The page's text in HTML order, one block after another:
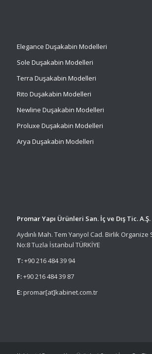
Elegance Duşakabin Modelleri
Sole Duşakabin Modelleri
Terra Duşakabin Modelleri
Rito Duşakabin Modelleri
Newline Duşakabin Modelleri
Proluxe Duşakabin Modelleri
Arya Duşakabin Modelleri
Promar Yapı Ürünleri San. İç ve Dış Tic. A.Ş.
Aydınlı Mah. Tem Yanyol Cad. Birlik Organize
No:8 Tuzla İstanbul TÜRKİYE
T:+90 216 484 39 94
F:+90 216 484 39 87
E:promar[at]kabinet.com.tr